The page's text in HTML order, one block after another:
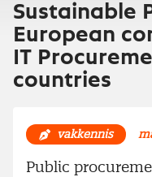
Sustainable
European
IT
countries
vakkennis
Public